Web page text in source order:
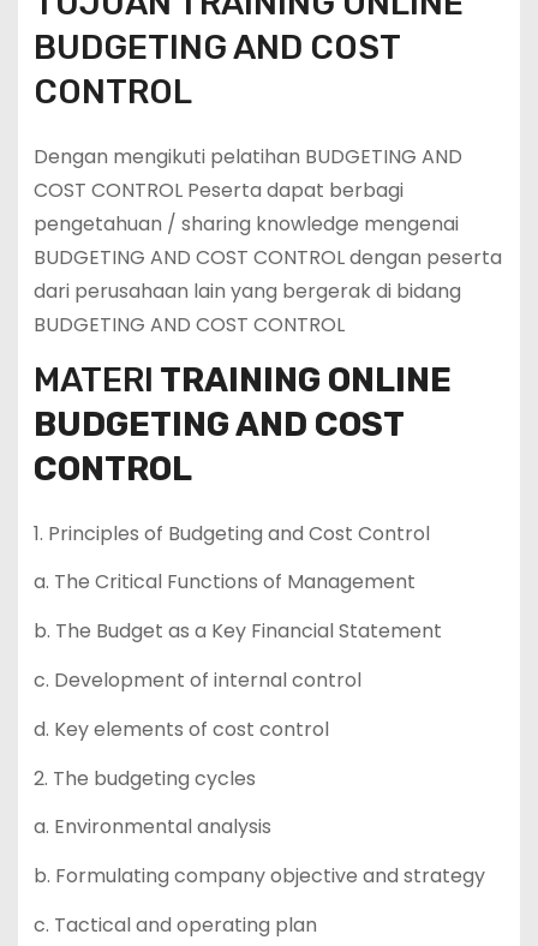
BUDGETING AND COST
CONTROL
Dengan mengikuti pelatihan BUDGETING AND
COST CONTROL Peserta dapat berbagi
pengetahuan / sharing knowledge mengenai
BUDGETING AND COST CONTROL dengan peserta
dari perusahaan lain yang bergerak di bidang
BUDGETING AND COST CONTROL
MATERI TRAINING ONLINE
BUDGETING AND COST
CONTROL
1. Principles of Budgeting and Cost Control
a. The Critical Functions of Management
b. The Budget as a Key Financial Statement
c. Development of internal control
d. Key elements of cost control
2. The budgeting cycles
a. Environmental analysis
b. Formulating company objective and strategy
c. Tactical and operating plan